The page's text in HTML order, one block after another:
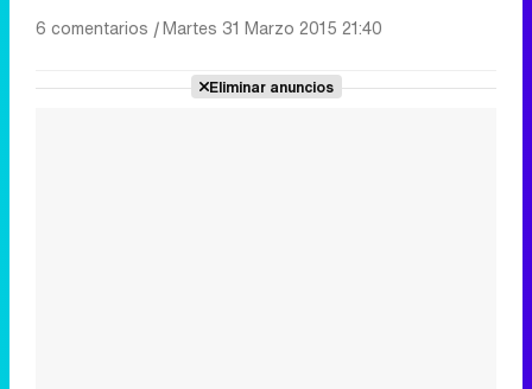
6 comentarios |Martes 31 Marzo 2015 21:40
Eliminar anuncios